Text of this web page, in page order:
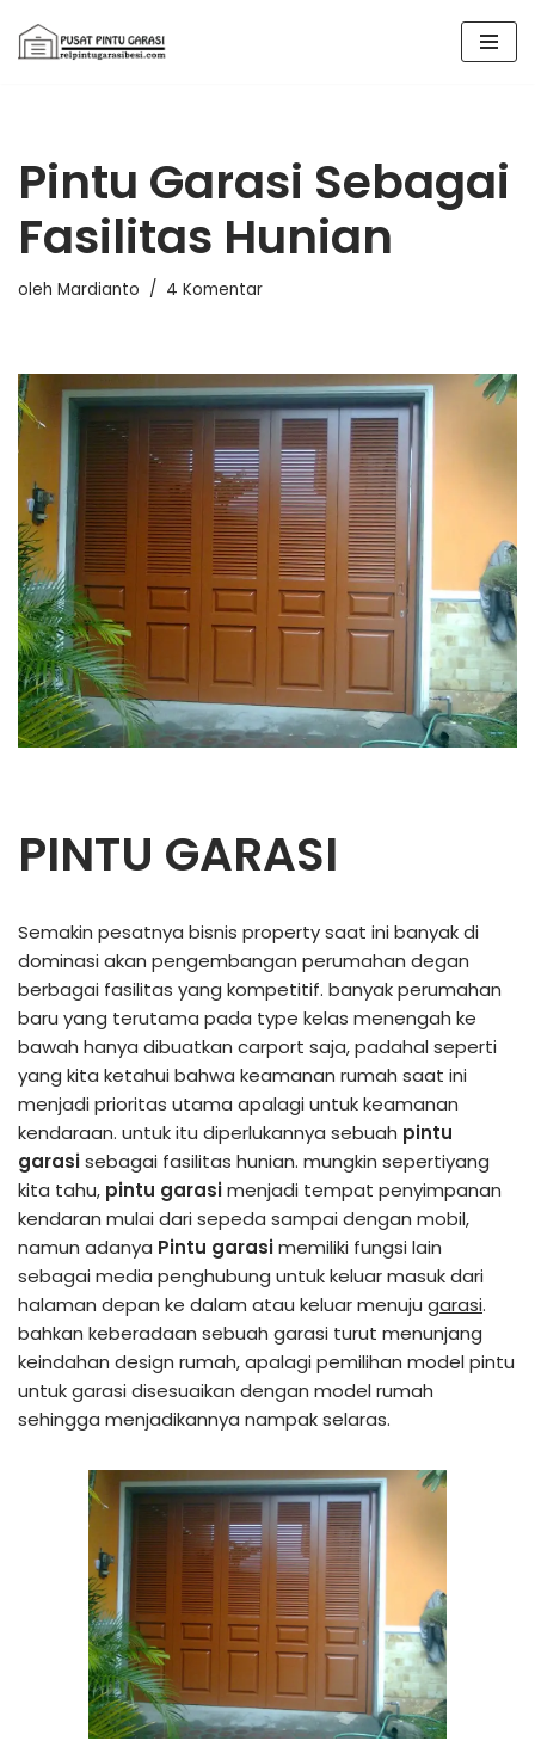
Lompat
Pintu Garasi Sebagai
Fasilitas Hunian
oleh Mardianto 4 Komentar
PINTU GARASI
Semakin pesatnya bisnis property saat ini banyak di
dominasi akan pengembangan perumahan degan
berbagai fasilitas yang kompetitif. banyak perumahan
baru yang terutama pada type kelas menengah ke
bawah hanya dibuatkan carport saja, padahal seperti
yang kita ketahui bahwa keamanan rumah saat ini
menjadi prioritas utama apalagi untuk keamanan
kendaraan. untuk itu diperlukannya sebuah pintu
garasisebagai fasilitas hunian. mungkin sepertiyang
kita tahu, pintu garasimenjadi tempat penyimpanan
kendaran mulai dari sepeda sampai dengan mobil,
namun adanya Pintu garasimemiliki fungsi lain
sebagai media penghubung untuk keluar masuk dari
halaman depan ke dalam atau keluar menuju garasi.
bahkan keberadaan sebuah garasi turut menunjang
keindahan design rumah, apalagi pemilihan model pintu
untuk garasi disesuaikan dengan model rumah
sehingga menjadikannya nampak selaras.